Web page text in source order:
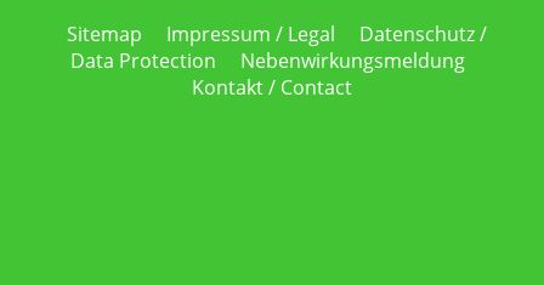
Sitemap Impressum / Legal
Datenschutz /
Data Protection
Nebenwirkungsmeldung
Kontakt / Contact